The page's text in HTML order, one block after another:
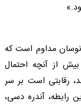
مداوم است که
از آنچه احتمال
رقابتی است بر سر
رابطه، آندره دسی،